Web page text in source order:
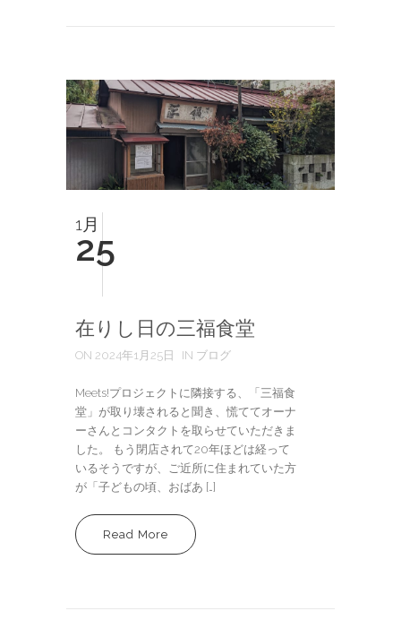
1月
25
在りし日の三福食堂
ON 2024年1月25日 IN ブログ
Meets!プロジェクトに隣接する、「三福食
堂」が取り壊されると聞き、慌ててオーナ
ーさんとコンタクトを取らせていただきま
した。 もう閉店されて20年ほどは経って
いるそうですが、ご近所に住まれていた方
が「子どもの頃、おばあ […]
Read More